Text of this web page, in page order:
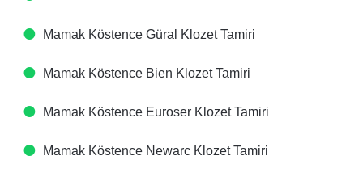
Mamak Köstence Güral Klozet Tamiri
Mamak Köstence Bien Klozet Tamiri
Mamak Köstence Euroser Klozet Tamiri
Mamak Köstence Newarc Klozet Tamiri